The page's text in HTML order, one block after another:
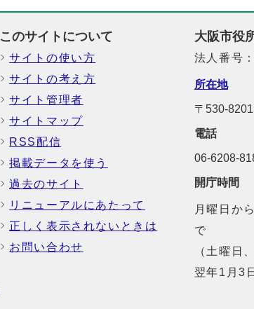
このサイトについて
サイトの使い方
サイトの考え方
サイト管理者
サイトマップ
RSS配信
掲載データを使う
過去のサイト
リニューアルにあたって
正しく表示されないときは
お問い合わせ
大阪市役
法人番号
所在地
〒530-
電話
06-6208-
開庁時間
月曜日か
で
（土曜日
翌年1月3